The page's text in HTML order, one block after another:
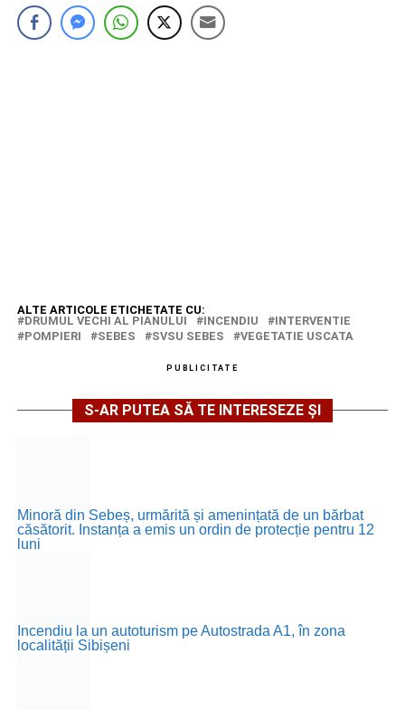
ALTE ARTICOLE ETICHETATE CU:
DRUMUL VECHI AL PIANULUI
INCENDIU
INTERVENTIE
POMPIERI
SEBES SVSU SEBES VEGETATIE USCATA
PUBLICITATE
S-AR PUTEA SĂ TE INTERESEZE ȘI
Minoră din Sebeș, urmărită și amenințată de un bărbat
căsătorit. Instanța a emis un ordin de protecție pentru 12
luni
Incendiu la un autoturism pe Autostrada A1, în zona
localității Sibișeni